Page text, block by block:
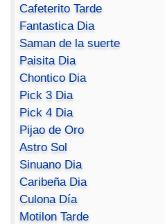
Cafeterito Tarde
Fantastica Dia
Saman de la suerte
Paisita Dia
Chontico Dia
Pick 3 Dia
Pick 4 Dia
Pijao de Oro
Astro Sol
Sinuano Dia
Caribeña Dia
Culona Día
Motilon Tarde